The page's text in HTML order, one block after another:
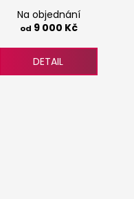
Na objednání
od 9 000 Kč
DETAIL